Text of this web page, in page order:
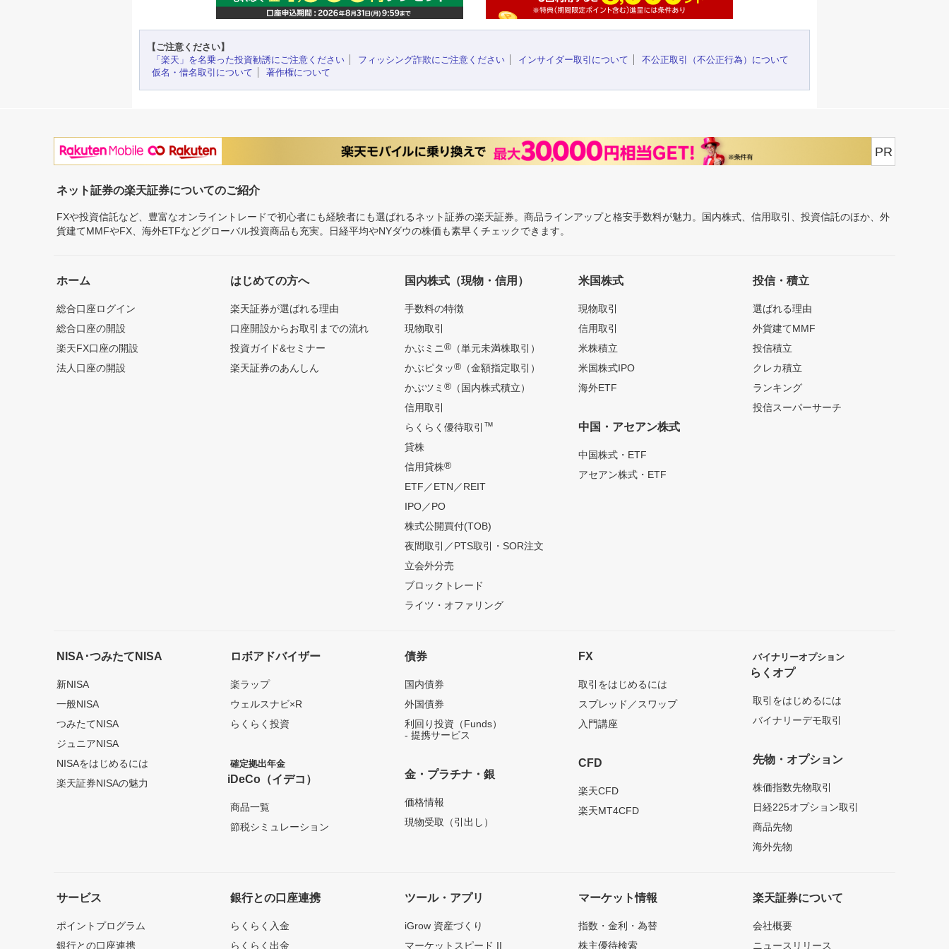
【ご注意ください】
「楽天」を名乗った投資勧誘にご注意ください
フィッシング詐欺にご注意ください インサイダー取引について
不公正取引（不公正行為）について
仮名・借名取引について
著作権について
PR
ネット証券の楽天証券についてのご紹介
FXや投資信託など、豊富なオンライントレードで初心者にも経験者にも選ばれるネット証券の楽天証券。商品ラインアップと格安手数料が魅力。国内株式、信用取引、投資信託のほか、外
貨建てMMFやFX、海外ETFなどグローバル投資商品も充実。日経平均やNYダウの株価も素早くチェックできます。
ホーム
総合口座ログイン
総合口座の開設
楽天FX口座の開設
法人口座の開設
はじめての方へ
楽天証券が選ばれる理由
口座開設からお取引までの流れ
投資ガイド&セミナー
楽天証券のあんしん
国内株式（現物・信用）
手数料の特徴
現物取引
かぶミニ®（単元未満株取引）
かぶピタッ®（金額指定取引）
かぶツミ ®（国内株式積立）
信用取引
らくらく優待取引 ™
貸株
信用貸株®
ETF／ETN／REIT
IPO／PO
株式公開買付(TOB)
夜間取引／PTS取引・SOR注文
立会外分売
ブロックトレード
ライツ・オファリング
米国株式
現物取引
信用取引
米株積立
米国株式IPO
海外ETF
中国・アセアン株式
中国株式・ETF
アセアン株式・ETF
投信・積立
選ばれる理由
外貨建てMMF
投信積立
クレカ積立
ランキング
投信スーパーサーチ
NISA･つみたてNISA
新NISA
一般NISA
つみたてNISA
ジュニアNISA
NISAをはじめるには
楽天証券NISAの魅力
ロボアドバイザー
楽ラップ
ウェルスナビ×R
らくらく投資
確定拠出年金
iDeCo（イデコ）
商品一覧
節税シミュレーション
債券
国内債券
外国債券
利回り投資（Funds）
- 提携サービス
金・プラチナ・銀
価格情報
現物受取（引出し）
FX
取引をはじめるには
スプレッド／スワップ
入門講座
CFD
楽天CFD
楽天MT4CFD
バイナリーオプション
らくオプ
取引をはじめるには
バイナリーデモ取引
先物・オプション
株価指数先物取引
日経225オプション取引
商品先物
海外先物
サービス
ポイントプログラム
銀行との口座連携
銀行との口座連携
らくらく入金
らくらく出金
ツール・アプリ
iGrow 資産づくり
マーケットスピード II
マーケット情報
指数・金利・為替
株主優待検索
楽天証券について
会社概要
ニュースリリース